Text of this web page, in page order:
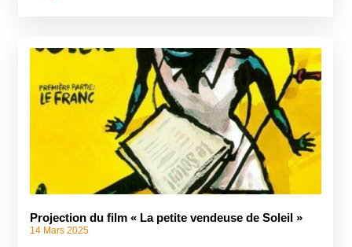
Projection du film « La petite vendeuse de Soleil »
14 Mars 2025